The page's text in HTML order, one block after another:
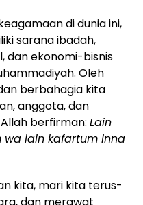
di dunia ini,
sarana ibadah,
dan ekonomi-bisnis
Oleh
berbahagia kita
anggota, dan
berfirman: Lain
lain kafartum inna
kita, mari kita terus-